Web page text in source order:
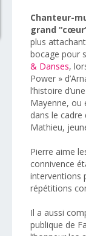
Chanteur-
grand
plus
bocage pour
& Danses,
Power »
l’histoire
Mayenne, ou
dans le
Mathieu,
Pierre aime
connivence
interventions
répétitions
Il a aussi
publique de